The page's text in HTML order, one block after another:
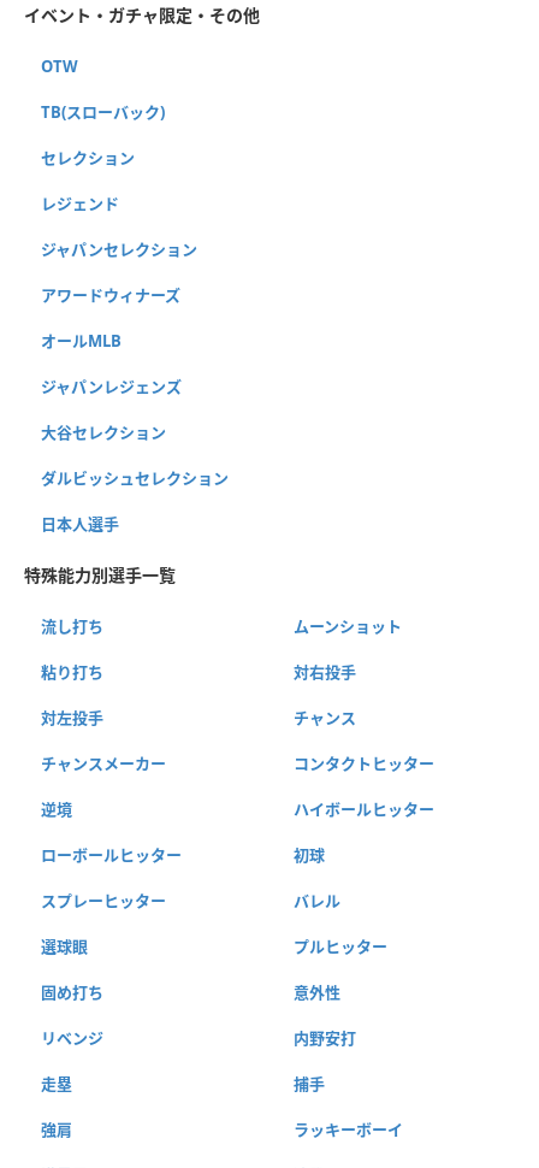
イベント・ガチャ限定・その他
OTW
TB(スローバック)
セレクション
レジェンド
ジャパンセレクション
アワードウィナーズ
オールMLB
ジャパンレジェンズ
大谷セレクション
ダルビッシュセレクション
日本人選手
特殊能力別選手一覧
流し打ち ムーンショット
粘り打ち 対右投手
対左投手 チャンス
チャンスメーカー コンタクトヒッター
逆境 ハイボールヒッター
ローボールヒッター 初球
スプレーヒッター バレル
選球眼 プルヒッター
固め打ち 意外性
リベンジ 内野安打
走塁 捕手
強肩 ラッキーボーイ